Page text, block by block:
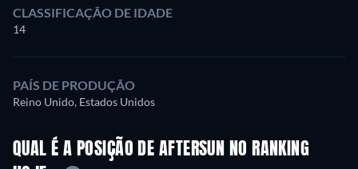
CLASSIFICAÇÃO DE IDADE
14
PAÍS DE PRODUÇÃO
Reino Unido, Estados Unidos
QUAL É A POSIÇÃO DE AFTERSUN NO RANKING